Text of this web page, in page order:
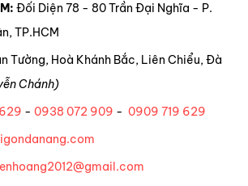
Đối Diện 78 - 80 Trần Đại Nghĩa - P.
TP.HCM
Tường, Hoà Khánh Bắc, Liên Chiểu, Đà
Chánh)
- 0938 072 909 - 0909 719 629